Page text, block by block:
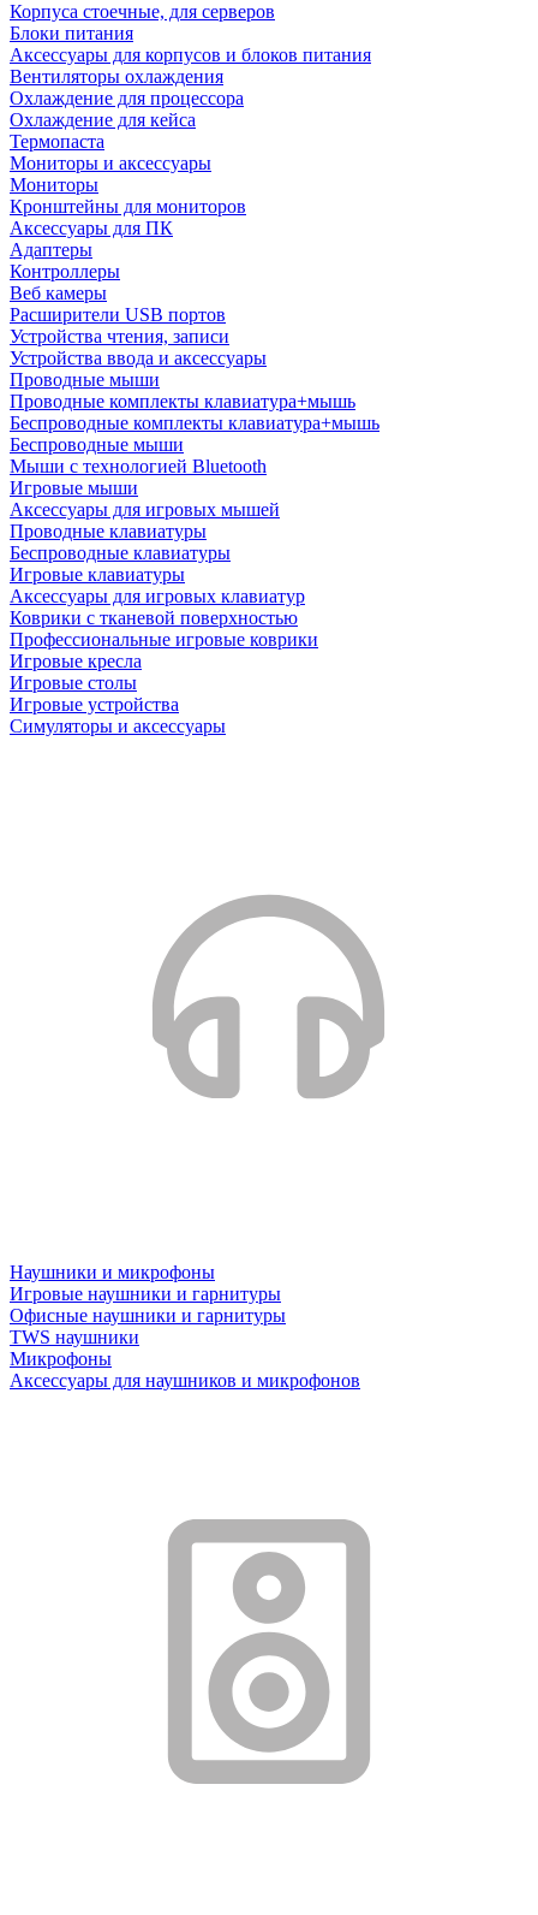
Корпуса стоечные, для серверов
Блоки питания
Аксессуары для корпусов и блоков питания
Вентиляторы охлаждения
Охлаждение для процессора
Охлаждение для кейса
Термопаста
Мониторы и аксессуары
Мониторы
Кронштейны для мониторов
Аксессуары для ПК
Адаптеры
Контроллеры
Веб камеры
Расширители USB портов
Устройства чтения, записи
Устройства ввода и аксессуары
Проводные мыши
Проводные комплекты клавиатура+мышь
Беспроводные комплекты клавиатура+мышь
Беспроводные мыши
Мыши с технологией Bluetooth
Игровые мыши
Аксессуары для игровых мышей
Проводные клавиатуры
Беспроводные клавиатуры
Игровые клавиатуры
Аксессуары для игровых клавиатур
Коврики с тканевой поверхностью
Профессиональные игровые коврики
Игровые кресла
Игровые столы
Игровые устройства
Симуляторы и аксессуары
Наушники и микрофоны
Игровые наушники и гарнитуры
Офисные наушники и гарнитуры
TWS наушники
Микрофоны
Аксессуары для наушников и микрофонов